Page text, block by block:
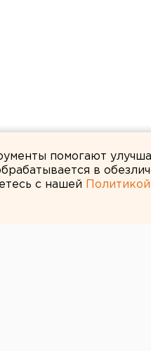
помогают
в
с нашей